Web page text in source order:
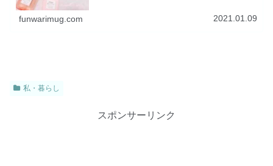
funwarimug.com 2021.01.09
私・暮らし
スポンサーリンク